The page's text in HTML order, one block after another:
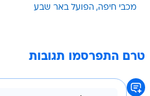
מכבי חיפה הפועל באר שבע
טרם התפרסמו תגובות